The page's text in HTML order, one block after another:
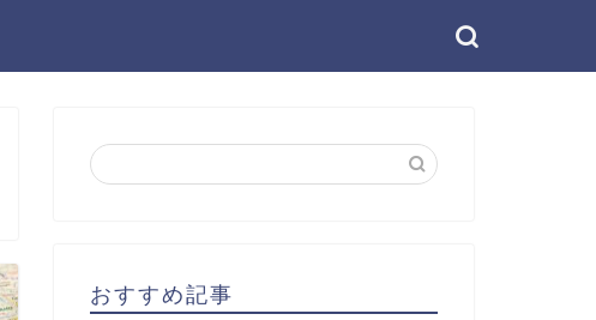
おすすめ記事